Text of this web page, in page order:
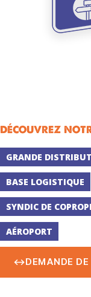
découvrez
GRANDE
BASE LOGISTIQUE
SYNDIC DE
AÉROPORT
↔️DEMANDE DE